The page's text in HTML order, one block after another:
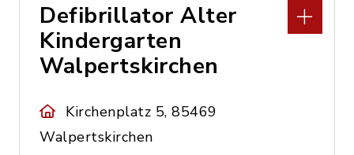
Defibrillator Alter
Kindergarten
Walpertskirchen
Kirchenplatz 5, 85469
Walpertskirchen